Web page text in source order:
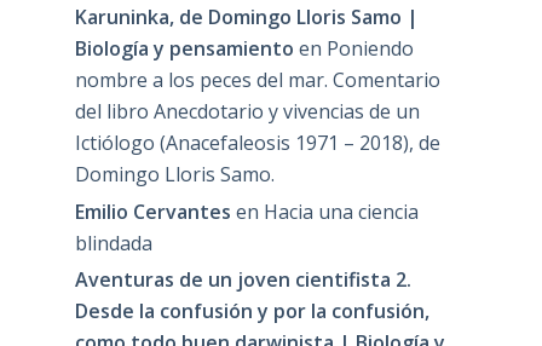
Karuninka, de Domingo Lloris Samo |
Biología y pensamiento en Poniendo
nombre a los peces del mar. Comentario
del libro Anecdotario y vivencias de un
Ictiólogo (Anacefaleosis 1971 – 2018), de
Domingo Lloris Samo.
Emilio Cervantes en Hacia una ciencia
blindada
Aventuras de un joven cientifista 2.
Desde la confusión y por la confusión,